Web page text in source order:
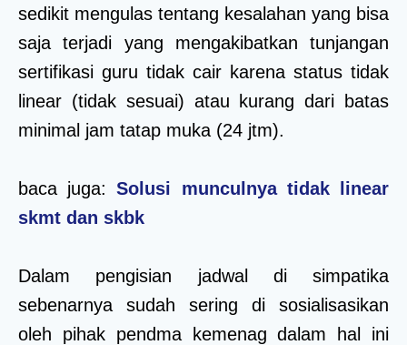
sedikit mengulas tentang kesalahan yang bisa
saja terjadi yang mengakibatkan tunjangan
sertifikasi guru tidak cair karena status tidak
linear (tidak sesuai) atau kurang dari batas
minimal jam tatap muka (24 jtm).
baca juga:Solusi munculnya tidak linear
skmt dan skbk
Dalam pengisian jadwal di simpatika
sebenarnya sudah sering di sosialisasikan
oleh pihak pendma kemenag dalam hal ini